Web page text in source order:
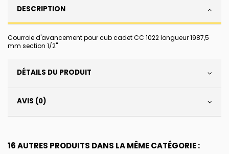
DESCRIPTION
Courroie d'avancement pour cub cadet CC 1022 longueur 1987,5
mm section 1/2"
DÉTAILS DU PRODUIT
AVIS (0)
16 AUTRES PRODUITS DANS LA MÊME CATÉGORIE :